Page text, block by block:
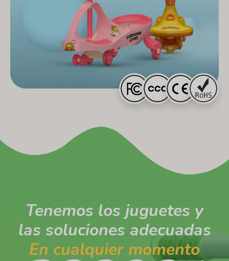
Tenemos los juguetes y
las soluciones adecuadas
En cualquier momento